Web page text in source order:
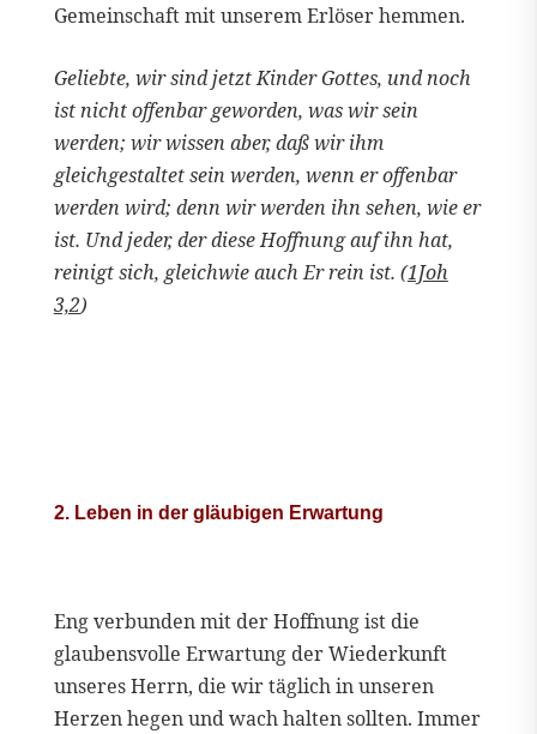
Gemeinschaft mit unserem Erlöser hemmen.
Geliebte, wir sind jetzt Kinder Gottes, und noch
ist nicht offenbar geworden, was wir sein
werden; wir wissen aber, daß wir ihm
gleichgestaltet sein werden, wenn er offenbar
werden wird; denn wir werden ihn sehen, wie er
ist. Und jeder, der diese Hoffnung auf ihn hat,
reinigt sich, gleichwie auch Er rein ist. (1Joh
3,2)
2. Leben in der gläubigen Erwartung
Eng verbunden mit der Hoffnung ist die
glaubensvolle Erwartung der Wiederkunft
unseres Herrn, die wir täglich in unseren
Herzen hegen und wach halten sollten. Immer